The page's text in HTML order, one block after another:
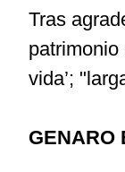
Tras
vida’;
GENARO